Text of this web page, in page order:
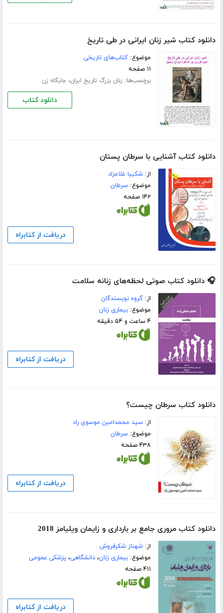
دانلود کتاب شیر زنان ایرانی در طی تاریخ
موضوع:کتاب‌های تاریخی
۱۱ صفحه
برچسب‌ها: زنان بزرگ تاریخ ایران، جایگاه زن
دانلود کتاب
دانلود کتاب آشنایی با سرطان پستان
از:شکیبا غلامزاد
موضوع:سرطان
۱۴۲ صفحه
دریافت از کتابراه
🎧 دانلود کتاب صوتی لحظه‌های زنانه سلامت
از:گروه نویسندگان
موضوع:بیماری زنان
۴ ساعت و ۵۴ دقیقه
دریافت از کتابراه
دانلود کتاب سرطان چیست؟
از:سید محمدامین موسوی راد
موضوع:سرطان
۴۳۸ صفحه
دریافت از کتابراه
دانلود کتاب مروری جامع بر بارداری و زایمان ویلیامز 2018
از:شهناز شکرفروش
موضوع:بیماری زنان،دانشگاهی،پزشکی عمومی
۴۱۱ صفحه
دریافت از کتابراه